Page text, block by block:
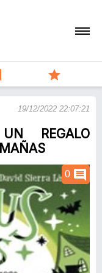
star
19/12/2022 22:07:21
REGALO
0 comment